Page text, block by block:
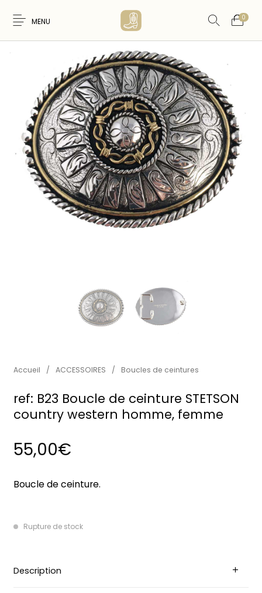
MENU 0
Nouveaux
Produits
FEMME HOMME
WESTERN &
COUNTRY
ARTISANAT
AMERINDIEN
ACCESSOIRES CEINTURES CARTES CADEAUX
Accueil / ACCESSOIRES / Boucles de ceintures
ref: B23 Boucle de ceinture STETSON
country western homme, femme
55,00€
Boucle de ceinture.
Rupture de stock
Description